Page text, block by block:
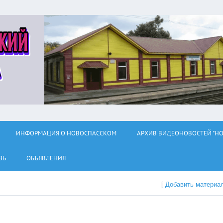
ИНФОРМАЦИЯ О НОВОСПАССКОМ АРХИВ ВИДЕОНОВОСТЕЙ
ОБЪЯВЛЕНИЯ
[Добавить